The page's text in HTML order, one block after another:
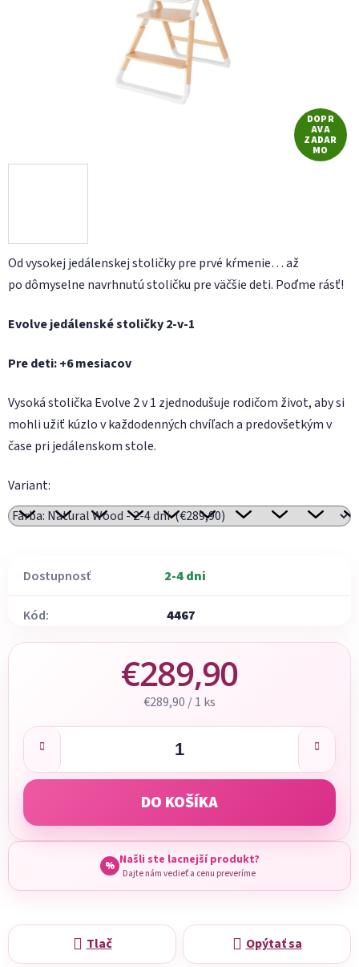
Od vysokej jedálenskej stoličky pre prvé kŕmenie… až
po dômyselne navrhnutú stoličku pre väčšie deti. Poďme rásť!
Evolve jedálenské stoličky 2-v-1
Pre deti: +6 mesiacov
Vysoká stolička Evolve 2 v 1 zjednodušuje rodičom život, aby si
mohli užiť kúzlo v každodenných chvíľach a predovšetkým v
čase pri jedálenskom stole.
Variant:
Dostupnosť 2-4 dni
Kód: 4467
€289,90
Jednotková cena:
€289,90 / 1 ks
DO KOŠÍKA
% Našli ste lacnejší produkt?
Dajte nám vedieť a cenu preveríme
Tlač Opýtať sa
DOPR
AVA
ZADAR
MO